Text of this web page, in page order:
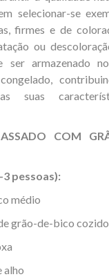
selecionar-se
firmes e de
ou
ser armazenado
suas
ASSADO COM
pessoas):
médio
grão-de-bico cozido
alho